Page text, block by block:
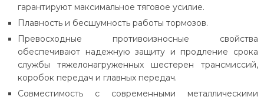
гарантируют максимальное тяговое усилие.
Плавность и бесшумность работы тормозов.
Превосходные противоизносные свойства
обеспечивают надежную защиту и продление срока
службы тяжелонагруженных шестерен трансмиссий,
коробок передач и главных передач.
Совместимость с современными металлическими